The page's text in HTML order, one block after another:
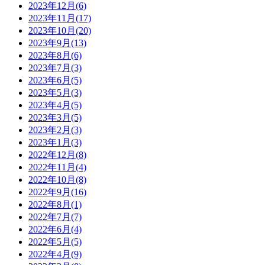
2023年12月(6)
2023年11月(17)
2023年10月(20)
2023年9月(13)
2023年8月(6)
2023年7月(3)
2023年6月(5)
2023年5月(3)
2023年4月(5)
2023年3月(5)
2023年2月(3)
2023年1月(3)
2022年12月(8)
2022年11月(4)
2022年10月(8)
2022年9月(16)
2022年8月(1)
2022年7月(7)
2022年6月(4)
2022年5月(5)
2022年4月(9)